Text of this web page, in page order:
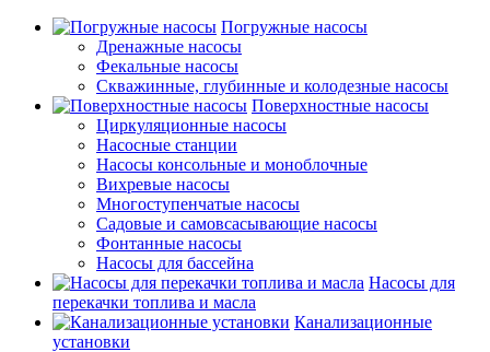
Погружные насосы
Дренажные насосы
Фекальные насосы
Скважинные, глубинные и колодезные насосы
Поверхностные насосы
Циркуляционные насосы
Насосные станции
Насосы консольные и моноблочные
Вихревые насосы
Многоступенчатые насосы
Садовые и самовсасывающие насосы
Фонтанные насосы
Насосы для бассейна
Насосы для
перекачки топлива и масла
Канализационные
установки